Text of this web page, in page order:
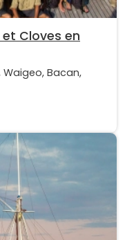
Cloves en
Waigeo, Bacan,